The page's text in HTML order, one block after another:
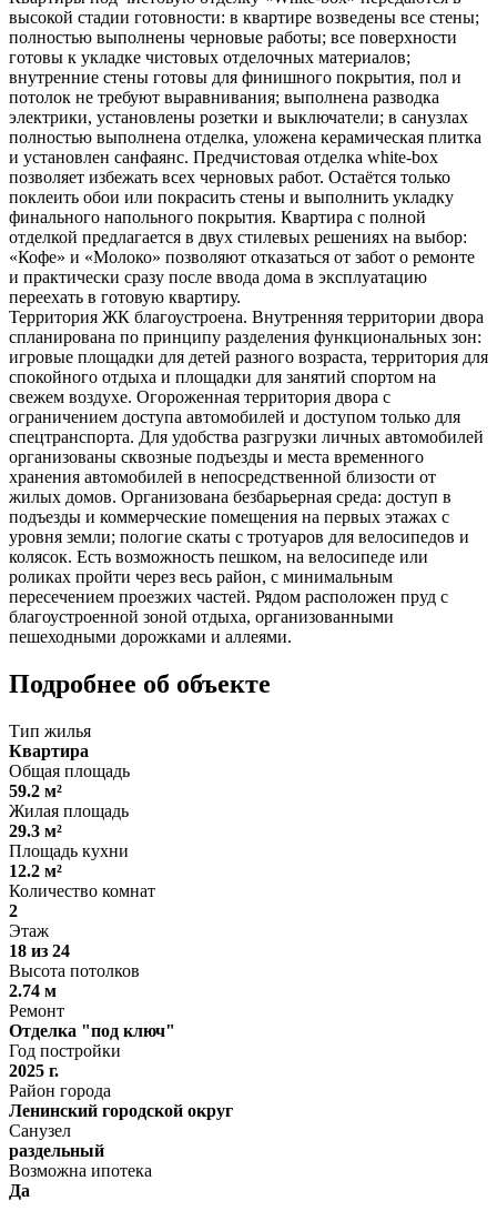
высокой стадии готовности: в квартире возведены все стены;
полностью выполнены черновые работы; все поверхности
готовы к укладке чистовых отделочных материалов;
внутренние стены готовы для финишного покрытия, пол и
потолок не требуют выравнивания; выполнена разводка
электрики, установлены розетки и выключатели; в санузлах
полностью выполнена отделка, уложена керамическая плитка
и установлен санфаянс. Предчистовая отделка white-box
позволяет избежать всех черновых работ. Остаётся только
поклеить обои или покрасить стены и выполнить укладку
финального напольного покрытия. Квартира с полной
отделкой предлагается в двух стилевых решениях на выбор:
«Кофе» и «Молоко» позволяют отказаться от забот о ремонте
и практически сразу после ввода дома в эксплуатацию
переехать в готовую квартиру.
Территория ЖК благоустроена. Внутренняя территории двора
спланирована по принципу разделения функциональных зон:
игровые площадки для детей разного возраста, территория для
спокойного отдыха и площадки для занятий спортом на
свежем воздухе. Огороженная территория двора с
ограничением доступа автомобилей и доступом только для
спецтранспорта. Для удобства разгрузки личных автомобилей
организованы сквозные подъезды и места временного
хранения автомобилей в непосредственной близости от
жилых домов. Организована безбарьерная среда: доступ в
подъезды и коммерческие помещения на первых этажах с
уровня земли; пологие скаты с тротуаров для велосипедов и
колясок. Есть возможность пешком, на велосипеде или
роликах пройти через весь район, с минимальным
пересечением проезжих частей. Рядом расположен пруд с
благоустроенной зоной отдыха, организованными
пешеходными дорожками и аллеями.
Подробнее об объекте
Тип жилья
Квартира
Общая площадь
59.2 м²
Жилая площадь
29.3 м²
Площадь кухни
12.2 м²
Количество комнат
2
Этаж
18 из 24
Высота потолков
2.74 м
Ремонт
Отделка "под ключ"
Год постройки
2025 г.
Район города
Ленинский городской округ
Санузел
раздельный
Возможна ипотека
Да